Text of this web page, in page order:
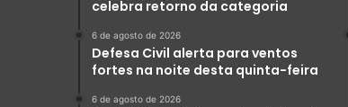
celebra retorno da categoria
6 de agosto de 2026
Defesa Civil alerta para ventos
fortes na noite desta quinta-feira
6 de agosto de 2026